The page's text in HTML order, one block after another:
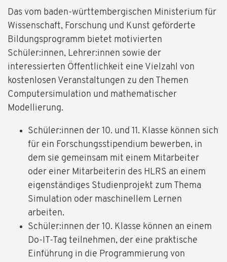
Das vom baden-württembergischen Ministerium für
Wissenschaft, Forschung und Kunst geförderte
Bildungsprogramm bietet motivierten
Schüler:innen, Lehrer:innen sowie der
interessierten Öffentlichkeit eine Vielzahl von
kostenlosen Veranstaltungen zu den Themen
Computersimulation und mathematischer
Modellierung.
Schüler:innen der 10. und 11. Klasse können sich
für ein Forschungsstipendium bewerben, in
dem sie gemeinsam mit einem Mitarbeiter
oder einer Mitarbeiterin des HLRS an einem
eigenständiges Studienprojekt zum Thema
Simulation oder maschinellem Lernen
arbeiten.
Schüler:innen der 10. Klasse können an einem
Do-IT-Tag teilnehmen, der eine praktische
Einführung in die Programmierung von